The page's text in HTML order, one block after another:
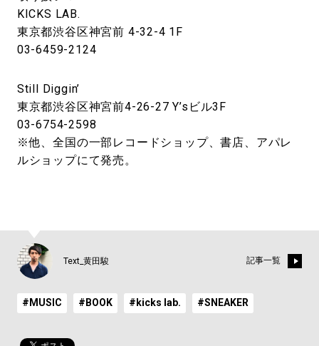
KICKS LAB.
東京都渋谷区神宮前 4-32-4 1F
03-6459-2124
Still Diggin’
東京都渋谷区神宮前4-26-27 Y’sビル3F
03-6754-2598
※他、全国の一部レコードショップ、書店、アパレ
ルショップにて発売。
Text_黄田駿 記事一覧
#MUSIC #BOOK #kicks lab. #SNEAKER